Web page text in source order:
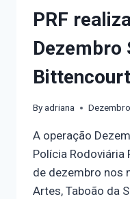
PRF
Dezembro
Bittencourt
Byadriana
A operação
Polícia Rodoviária
de dezembro nos
Artes, Taboão da